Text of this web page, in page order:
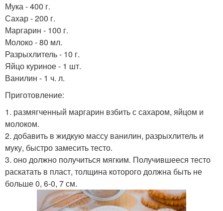
Мука - 400 г.
Сахар - 200 г.
Маргарин - 100 г.
Молоко - 80 мл.
Разрыхлитель - 10 г.
Яйцо куриное - 1 шт.
Ванилин - 1 ч. л.
Приготовление:
1. размягченный маргарин взбить с сахаром, яйцом и
молоком.
2. добавить в жидкую массу ванилин, разрыхлитель и
муку, быстро замесить тесто.
3. оно должно получиться мягким. Получившееся тесто
раскатать в пласт, толщина которого должна быть не
больше 0, 6-0, 7 см.